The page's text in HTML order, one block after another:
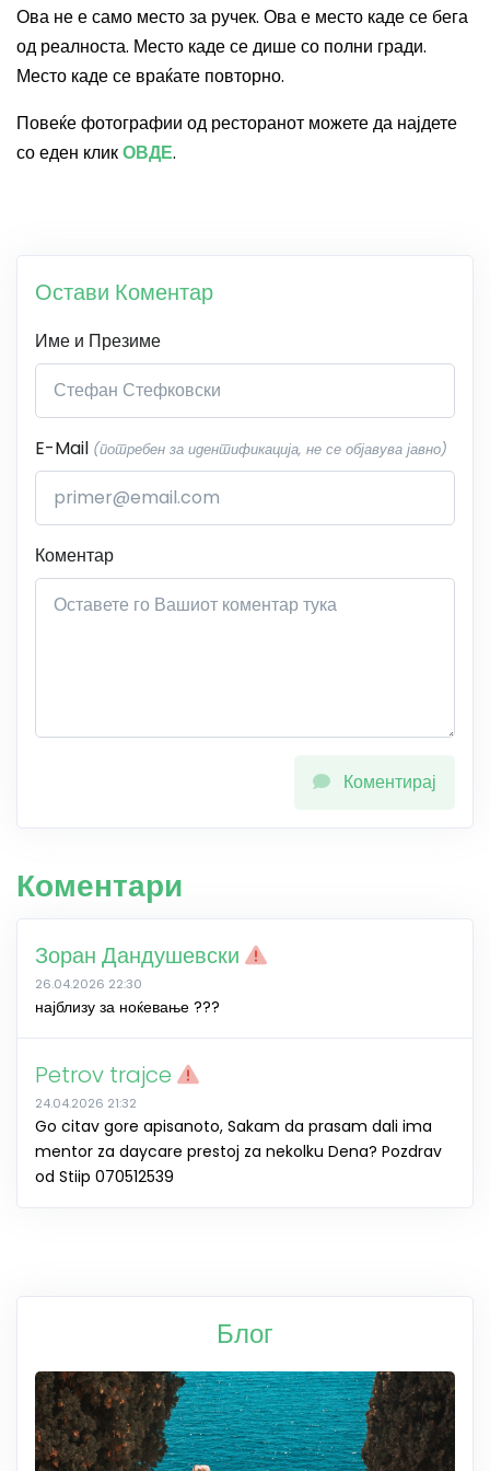
Ова не е само место за ручек. Ова е место каде се бега
од реалноста. Место каде се дише со полни гради.
Место каде се враќате повторно.
Повеќе фотографии од ресторанот можете да најдете
со еден кликОВДЕ.
Остави Коментар
Име и Презиме
E-Mail (потребен за идентификација, не се објавува јавно)
Коментар
Коментирај
Коментари
Зоран Дандушевски
26.04.2026 22:30
најблизу за ноќевање ???
Petrov trajce
24.04.2026 21:32
Go citav gore apisanoto, Sakam da prasam dali ima
mentor za daycare prestoj za nekolku Dena? Pozdrav
od Stiip 070512539
Блог